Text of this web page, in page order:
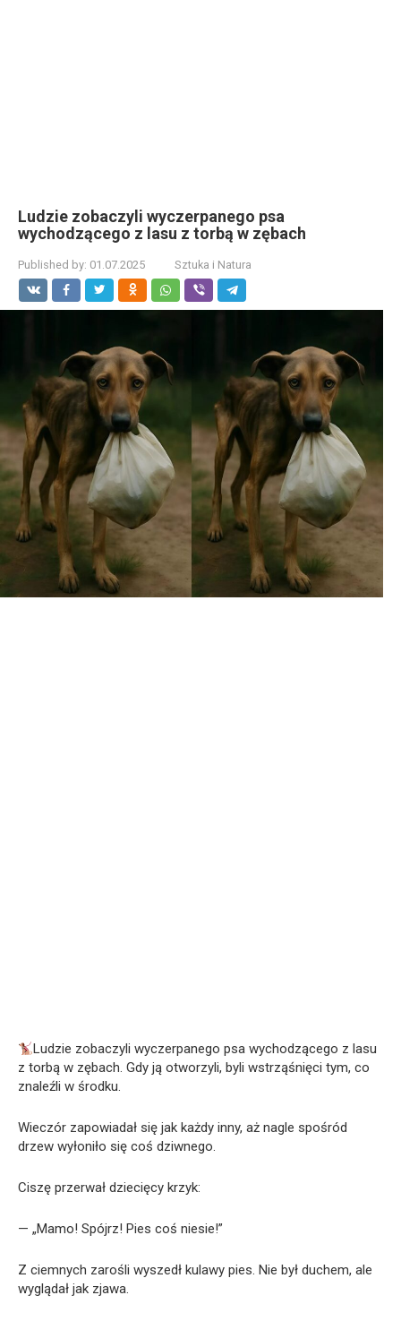
Ludzie zobaczyli wyczerpanego psa
wychodzącego z lasu z torbą w zębach
Published by: 01.07.2025 Sztuka i Natura
Ludzie zobaczyli wyczerpanego psa wychodzącego z lasu
z torbą w zębach. Gdy ją otworzyli, byli wstrząśnięci tym, co
znaleźli w środku.
Wieczór zapowiadał się jak każdy inny, aż nagle spośród
drzew wyłoniło się coś dziwnego.
Ciszę przerwał dziecięcy krzyk:
— „Mamo! Spójrz! Pies coś niesie!”
Z ciemnych zarośli wyszedł kulawy pies. Nie był duchem, ale
wyglądał jak zjawa.